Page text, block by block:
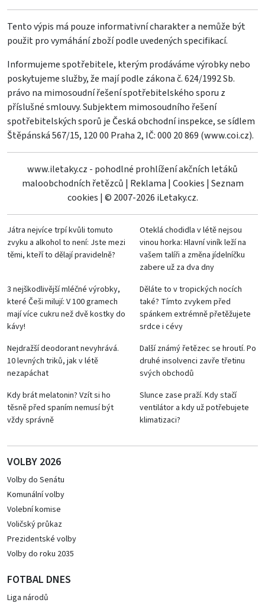
Tento výpis má pouze informativní charakter a nemůže být
použit pro vymáhání zboží podle uvedených specifikací.
Informujeme spotřebitele, kterým prodáváme výrobky nebo
poskytujeme služby, že mají podle zákona č. 624/1992 Sb.
právo na mimosoudní řešení spotřebitelského sporu z
příslušné smlouvy. Subjektem mimosoudního řešení
spotřebitelských sporů je Česká obchodní inspekce, se sídlem
Štěpánská 567/15, 120 00 Praha 2, IČ: 000 20 869 (www.coi.cz).
www.iletaky.cz - pohodlné prohlížení akčních letáků
maloobchodních řetězců | Reklama | Cookies | Seznam
cookies | © 2007-2026 iLetaky.cz.
Játra nejvíce trpí kvůli tomuto
zvyku a alkohol to není: Jste mezi
těmi, kteří to dělají pravidelně?
Oteklá chodidla v létě nejsou
vinou horka: Hlavní viník leží na
vašem talíři a změna jídelníčku
zabere už za dva dny
3 nejškodlivější mléčné výrobky,
které Češi milují: V 100 gramech
mají více cukru než dvě kostky do
kávy!
Děláte to v tropických nocích
také? Tímto zvykem před
spánkem extrémně přetěžujete
srdce i cévy
Nejdražší deodorant nevyhrává.
10 levných triků, jak v létě
nezapáchat
Další známý řetězec se hroutí. Po
druhé insolvenci zavře třetinu
svých obchodů
Kdy brát melatonin? Vzít si ho
těsně před spaním nemusí být
vždy správně
Slunce zase praží. Kdy stačí
ventilátor a kdy už potřebujete
klimatizaci?
VOLBY 2026
Volby do Senátu
Komunální volby
Volební komise
Voličský průkaz
Prezidentské volby
Volby do roku 2035
FOTBAL DNES
Liga národů